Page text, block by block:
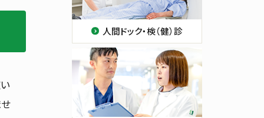
人間ドック・検（健）診